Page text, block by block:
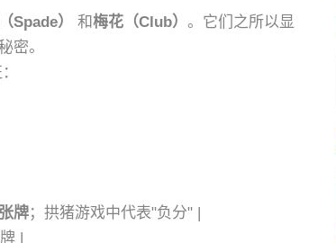
Spade） 和梅花（Club） 。它们之所以显
密。
牌；拱猪游戏中代表"负分" |
|